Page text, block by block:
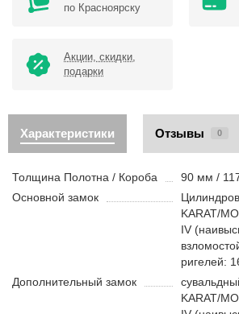
по Красноярску
Акции, скидки,
подарки
Характеристики Отзывы 0
Толщина Полотна / Короба
90 мм /
Основной замок
KARAT/
IV
ригелей:
Дополнительный замок
KARAT/